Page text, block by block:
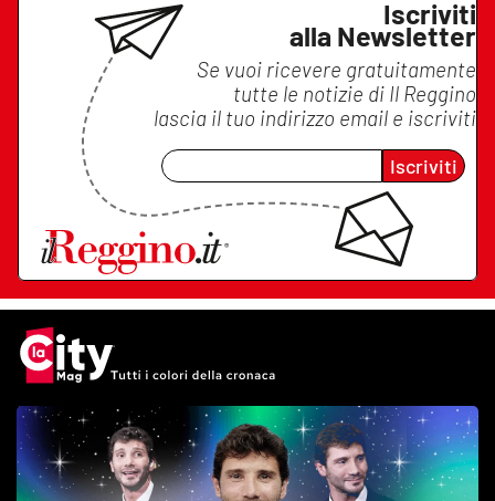
Iscriviti
alla Newsletter
Se vuoi ricevere gratuitamente
tutte le notizie di Il Reggino
lascia il tuo indirizzo email e iscriviti
Iscriviti